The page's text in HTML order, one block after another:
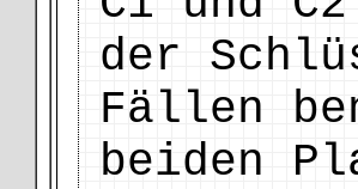
der
Fällen
beiden